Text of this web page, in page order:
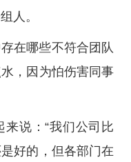
人。
在哪些不符合团队
，因为怕伤害同事
说：“我们公司比
好的，但各部门在